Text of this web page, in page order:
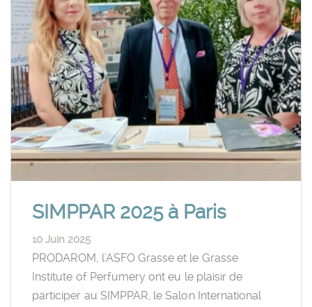
SIMPPAR 2025 à Paris
10 Juin 2025
PRODAROM, l’ASFO Grasse et le Grasse
Institute of Perfumery ont eu le plaisir de
participer au SIMPPAR, le Salon International